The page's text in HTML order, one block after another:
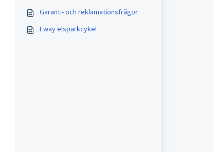
Garanti- och reklamationsfrågor
Eway elsparkcykel